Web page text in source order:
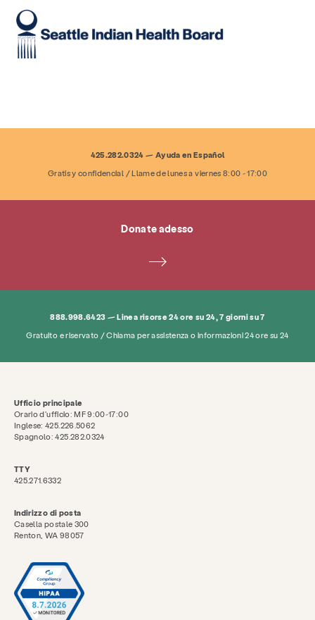
425.282.0324 — Ayuda en Español
Gratis y confidencial / Llame de lunes a viernes 8:00 - 17:00
Donate adesso
888.998.6423 — Linea risorse 24 ore su 24, 7 giorni su 7
Gratuito e riservato / Chiama per assistenza o informazioni 24 ore su 24
Ufficio principale
Orario d'ufficio: MF 9:00-17:00
Inglese: 425.226.5062
Spagnolo: 425.282.0324
TTY
425.271.6332
Indirizzo di posta
Casella postale 300
Renton, WA 98057